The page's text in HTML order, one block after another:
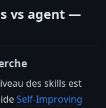
vs agent —
des skills est
Self-Improving